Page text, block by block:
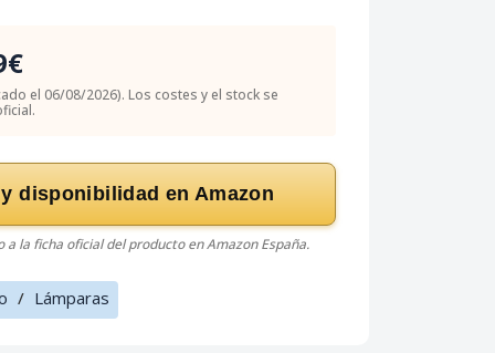
el 06/08/2026). Los costes y el stock se
disponibilidad en Amazon
la ficha oficial del producto en Amazon España.
/ Lámparas